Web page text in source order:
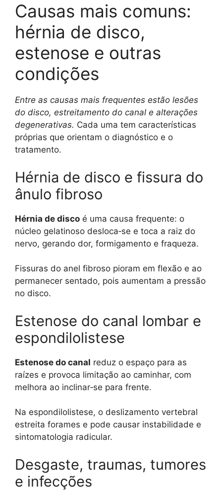
Causas mais comuns:
hérnia de disco,
estenose e outras
condições
Entre as causas mais frequentes estão lesões
do disco, estreitamento do canal e alterações
degenerativas. Cada uma tem características
próprias que orientam o diagnóstico e o
tratamento.
Hérnia de disco e fissura do
ânulo fibroso
Hérnia de disco é uma causa frequente: o
núcleo gelatinoso desloca‑se e toca a raiz do
nervo, gerando dor, formigamento e fraqueza.
Fissuras do anel fibroso pioram em flexão e ao
permanecer sentado, pois aumentam a pressão
no disco.
Estenose do canal lombar e
espondilolistese
Estenose do canal reduz o espaço para as
raízes e provoca limitação ao caminhar, com
melhora ao inclinar‑se para frente.
Na espondilolistese, o deslizamento vertebral
estreita forames e pode causar instabilidade e
sintomatologia radicular.
Desgaste, traumas, tumores
e infecções